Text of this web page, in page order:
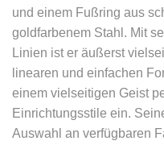
und einem Fußring aus
goldfarbenem Stahl. Mit
Linien ist er äußerst
linearen und einfachen
einem vielseitigen Geist
Einrichtungsstile ein.
Auswahl an verfügbaren